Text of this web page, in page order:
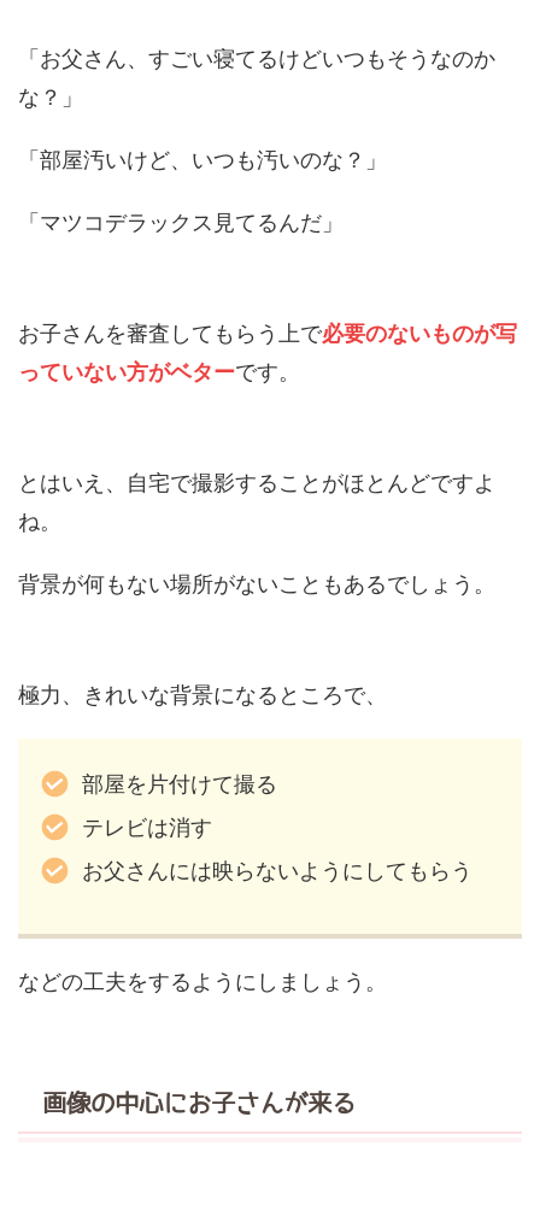
「お父さん、すごい寝てるけどいつもそうなのか
な？」
「部屋汚いけど、いつも汚いのな？」
「マツコデラックス見てるんだ」
お子さんを審査してもらう上で必要のないものが写
っていない方がベターです。
とはいえ、自宅で撮影することがほとんどですよ
ね。
背景が何もない場所がないこともあるでしょう。
極力、きれいな背景になるところで、
部屋を片付けて撮る
テレビは消す
お父さんには映らないようにしてもらう
などの工夫をするようにしましょう。
画像の中心にお子さんが来る